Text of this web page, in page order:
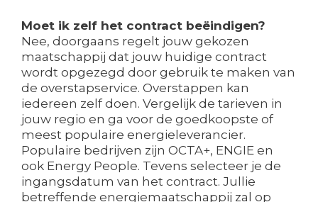
Moet ik zelf het contract beëindigen?
Nee, doorgaans regelt jouw gekozen
maatschappij dat jouw huidige contract
wordt opgezegd door gebruik te maken van
de overstapservice. Overstappen kan
iedereen zelf doen. Vergelijk de tarieven in
jouw regio en ga voor de goedkoopste of
meest populaire energieleverancier.
Populaire bedrijven zijn OCTA+, ENGIE en
ook Energy People. Tevens selecteer je de
ingangsdatum van het contract. Jullie
betreffende energiemaatschappij zal op